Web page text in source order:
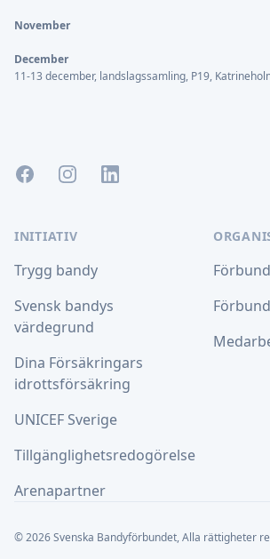
November
December
11-13 december, landslagssamling, P19,
FacebookInstagramLinkedIn
INITIATIV
Trygg bandy
Svensk bandys
värdegrund
Dina Försäkringars
idrottsförsäkring
UNICEF Sverige
Tillgänglighetsredogörelse
Arenapartner
© 2026 Svenska Bandyförbundet, Alla rättigheter